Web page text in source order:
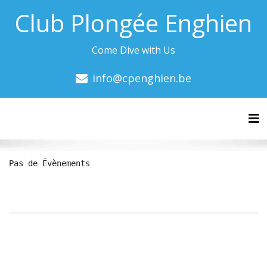
Club Plongée Enghien
Come Dive with Us
info@cpenghien.be
Pas de Évènements